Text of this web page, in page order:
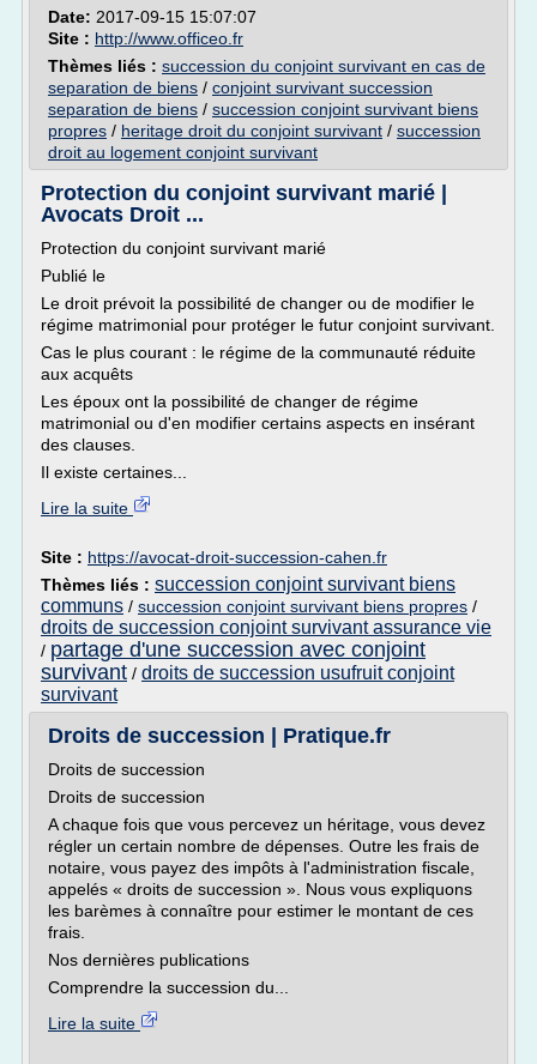
Date: 2017-09-15 15:07:07
Site : http://www.officeo.fr
Thèmes liés : succession du conjoint survivant en cas de
separation de biens / conjoint survivant succession
separation de biens / succession conjoint survivant biens
propres / heritage droit du conjoint survivant / succession
droit au logement conjoint survivant
Protection du conjoint survivant marié |
Avocats Droit ...
Protection du conjoint survivant marié
Publié le
Le droit prévoit la possibilité de changer ou de modifier le
régime matrimonial pour protéger le futur conjoint survivant.
Cas le plus courant : le régime de la communauté réduite
aux acquêts
Les époux ont la possibilité de changer de régime
matrimonial ou d'en modifier certains aspects en insérant
des clauses.
Il existe certaines...
Lire la suite
Site : https://avocat-droit-succession-cahen.fr
Thèmes liés : succession conjoint survivant biens
communs / succession conjoint survivant biens propres /
droits de succession conjoint survivant assurance vie
/ partage d'une succession avec conjoint
survivant / droits de succession usufruit conjoint
survivant
Droits de succession | Pratique.fr
Droits de succession
Droits de succession
A chaque fois que vous percevez un héritage, vous devez
régler un certain nombre de dépenses. Outre les frais de
notaire, vous payez des impôts à l'administration fiscale,
appelés « droits de succession ». Nous vous expliquons
les barèmes à connaître pour estimer le montant de ces
frais.
Nos dernières publications
Comprendre la succession du...
Lire la suite